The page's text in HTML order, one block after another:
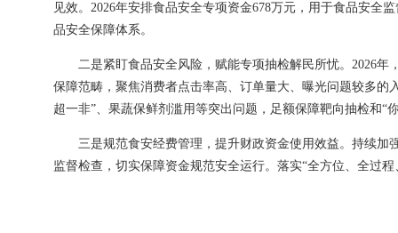
见效。2026年安排食品安全专项资金678万元，用于食品安全
品安全保障体系。
二是紧盯食品安全风险，赋能专项抽检解民所忧。2026
保障范畴，聚焦消费者点击率高、订单量大、曝光问题较多
超一非”、果蔬保鲜剂滥用等突出问题，足额保障靶向抽检和
三是规范食安经费管理，提升财政资金使用效益。持续
监督检查，切实保障资金规范安全运行。落实“全方位、全过